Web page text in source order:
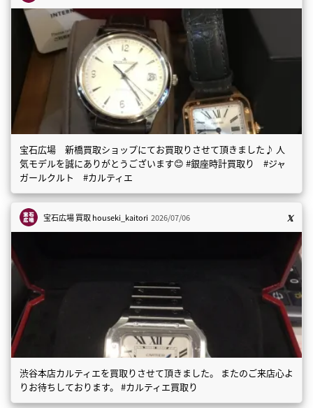
宝石広場 新橋買取ショップにてお買取りさせて頂きました♪ 人
気モデルを誠にありがとうございます😊 #銀座時計買取り #ジャ
ガールクルト #カルティエ
宝石広場 買取houseki_kaitori 2026/07/06
渋谷本店カルティエを買取りさせて頂きました。 またのご来店心よ
りお待ちしております。 #カルティエ買取り